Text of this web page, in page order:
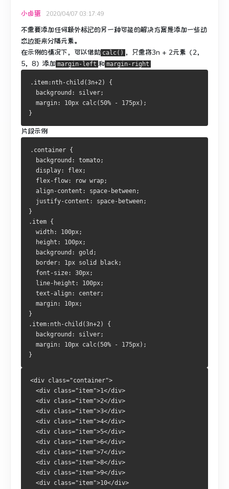
小卤蛋 2020/04/07 03:17:49
不需要添加任何额外标记的另一种可能的解决方案是添加一些动
态边距来分隔元素。
在示例的情况下，可以借助 calc() ，只需将3n + 2元素（2，
5，8） 添加 margin-left 和 margin-right
.item:nth-child(3n+2) {
  background: silver;
  margin: 10px calc(50% - 175px);
}
片段示例
.container {
  background: tomato;
  display: flex;
  flex-flow: row wrap;
  align-content: space-between;
  justify-content: space-between;
}
.item {
  width: 100px;
  height: 100px;
  background: gold;
  border: 1px solid black;
  font-size: 30px;
  line-height: 100px;
  text-align: center;
  margin: 10px;
}
.item:nth-child(3n+2) {
  background: silver;
  margin: 10px calc(50% - 175px);
}
<div class="container">
  <div class="item">1</div>
  <div class="item">2</div>
  <div class="item">3</div>
  <div class="item">4</div>
  <div class="item">5</div>
  <div class="item">6</div>
  <div class="item">7</div>
  <div class="item">8</div>
  <div class="item">9</div>
  <div class="item">10</div>